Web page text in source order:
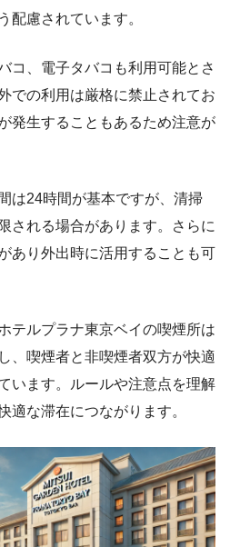
配慮されています。
コ、電子タバコも利用可能とさ
での利用は厳格に禁止されてお
発生することもあるため注意が
は24時間が基本ですが、清掃
される場合があります。さらに
あり外出時に活用することも可
テルプラナ東京ベイの喫煙所は
、喫煙者と非喫煙者双方が快適
います。ルールや注意点を理解
適な滞在につながります。